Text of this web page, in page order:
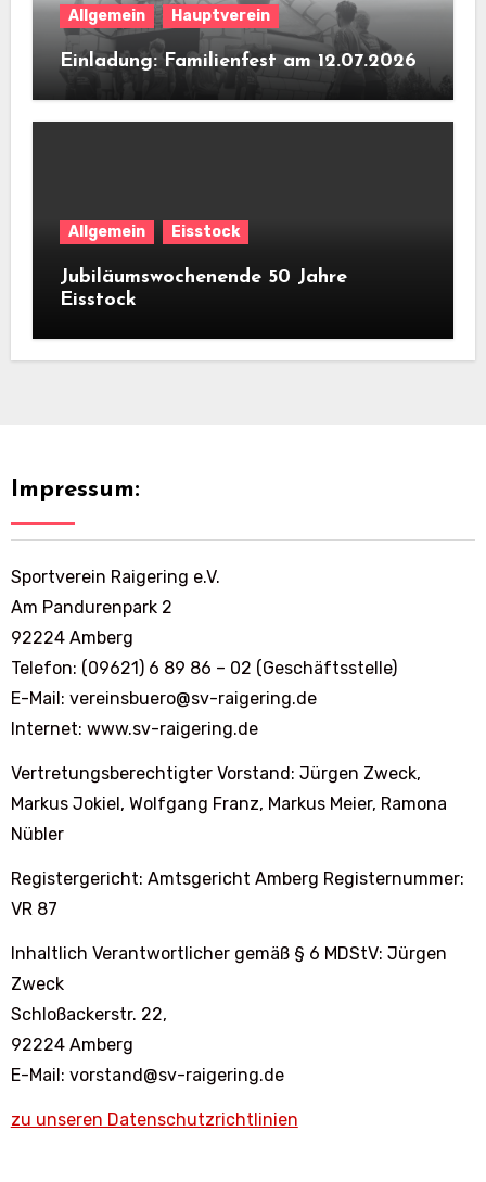
Allgemein Hauptverein
Einladung: Familienfest am 12.07.2026
Allgemein Eisstock
Jubiläumswochenende 50 Jahre
Eisstock
Impressum:
Sportverein Raigering e.V.
Am Pandurenpark 2
92224 Amberg
Telefon: (09621) 6 89 86 – 02 (Geschäftsstelle)
E-Mail: vereinsbuero@sv-raigering.de
Internet: www.sv-raigering.de
Vertretungsberechtigter Vorstand: Jürgen Zweck,
Markus Jokiel, Wolfgang Franz, Markus Meier, Ramona
Nübler
Registergericht: Amtsgericht Amberg Registernummer:
VR 87
Inhaltlich Verantwortlicher gemäß § 6 MDStV: Jürgen
Zweck
Schloßackerstr. 22,
92224 Amberg
E-Mail: vorstand@sv-raigering.de
zu unseren Datenschutzrichtlinien